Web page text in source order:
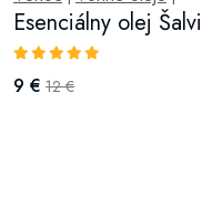
Esenciálny olej
9 € 12 €